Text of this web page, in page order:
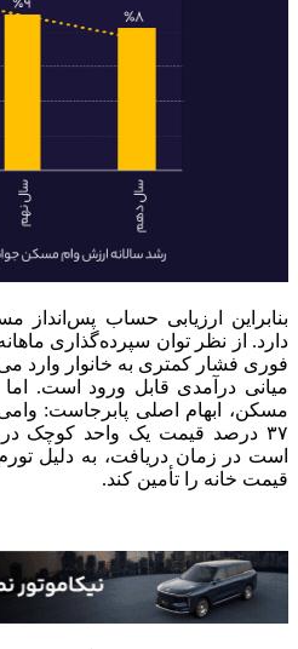
بنابراین ارزیابی حساب پس‌انداز
دارد. از نظر توان سپرده‌گذاری
فوری فشار کمتری به خانوار وارد
میانی درآمدی قابل ورود است. اما
مسکن، ابهام اصلی پابرجاست:
۳۷ درصد قیمت یک واحد کوچک
است در زمان دریافت، به دلیل
قیمت خانه را تأمین کند.